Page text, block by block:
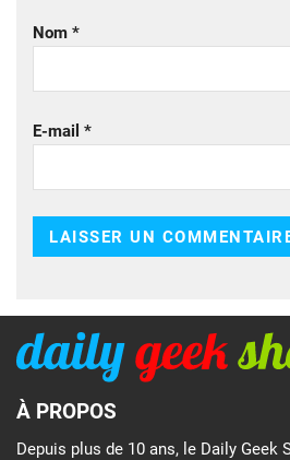
Nom *
E-mail *
À PROPOS
Depuis plus de 10 ans, le Daily Geek